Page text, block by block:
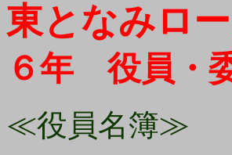
東となみロ
６年 役員・
≪役員名簿≫